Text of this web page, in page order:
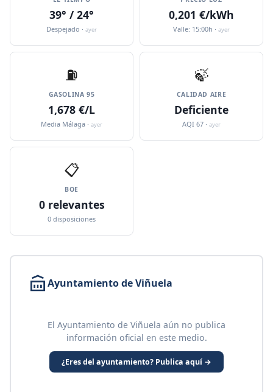
39° / 24°
Despejado · ayer
0,201 €/kWh
Valle: 15:00h · ayer
⛽️
GASOLINA 95
1,678 €/L
Media Málaga · ayer
🍃
CALIDAD AIRE
Deficiente
AQI 67 · ayer
📋
BOE
0 relevantes
0 disposiciones
Ayuntamiento de Viñuela
El Ayuntamiento de Viñuela aún no publica
información oficial en este medio.
¿Eres del ayuntamiento? Publica aquí →